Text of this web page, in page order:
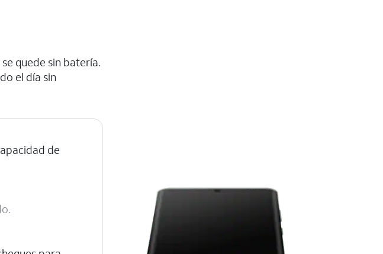
quede sin batería.
el día sin
de